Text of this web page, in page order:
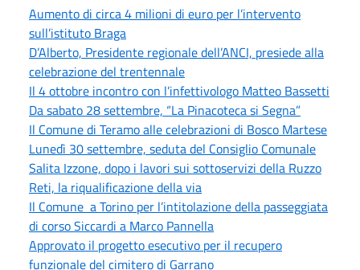
Aumento di circa 4 milioni di euro per l’intervento
sull’istituto Braga
D’Alberto, Presidente regionale dell’ANCI, presiede alla
celebrazione del trentennale
Il 4 ottobre incontro con l’infettivologo Matteo Bassetti
Da sabato 28 settembre, “La Pinacoteca si Segna”
Il Comune di Teramo alle celebrazioni di Bosco Martese
Lunedì 30 settembre, seduta del Consiglio Comunale
Salita Izzone, dopo i lavori sui sottoservizi della Ruzzo
Reti, la riqualificazione della via
Il Comune a Torino per l’intitolazione della passeggiata
di corso Siccardi a Marco Pannella
Approvato il progetto esecutivo per il recupero
funzionale del cimitero di Garrano